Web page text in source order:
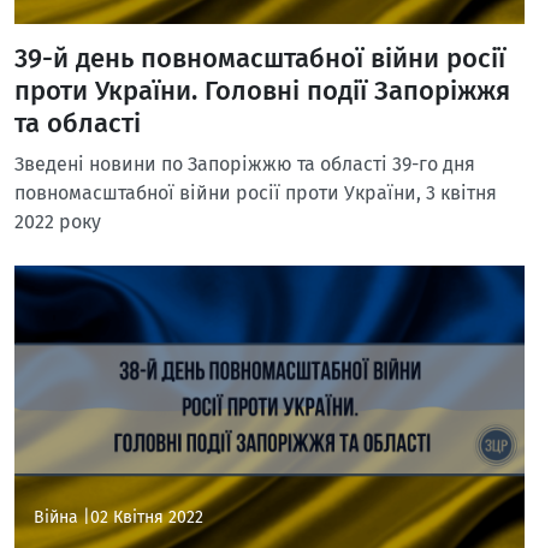
39-й день повномасштабної війни росії
проти України. Головні події Запоріжжя
та області
Зведені новини по Запоріжжю та області 39-го дня
повномасштабної війни росії проти України, 3 квітня
2022 року
Війна |02 Квітня 2022